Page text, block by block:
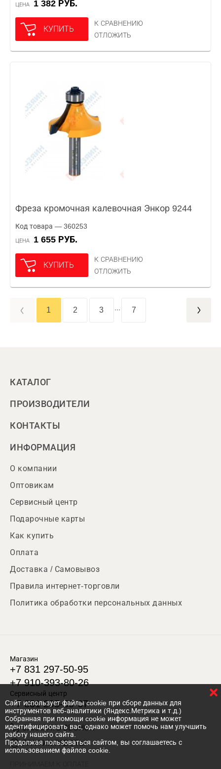
ЦЕНА 1 382 РУБ.
КУПИТЬ
К СРАВНЕНИЮ
ОТЛОЖИТЬ
Фреза кромочная калевочная Энкор 9244
Код товара — 360253
ЦЕНА 1 655 РУБ.
КУПИТЬ
К СРАВНЕНИЮ
ОТЛОЖИТЬ
1 2 3 7
КАТАЛОГ
ПРОИЗВОДИТЕЛИ
КОНТАКТЫ
ИНФОРМАЦИЯ
О компании
Оптовикам
Сервисный центр
Подарочные карты
Как купить
Оплата
Доставка / Самовывоз
Правила интернет-торговли
Политика обработки персональных данных
Магазин
+7 831 297-50-95
+7 910-393-80-26
Сервисный центр
+7 831 295-50-67
ЗАКАЗАТЬ ЗВОНОК
ГРАФИК РАБОТЫ
Cайт использует файлы cookie при сборе данных для
инструментов веб-аналитики (Яндекс.Метрика и т.д.)
Собранная при помощи cookie информация не может
идентифицировать вас, однако может помочь нам улучшить
работу нашего сайта.
Продолжая пользоваться сайтом, вы соглашаетесь с
использованием файлов cookie.